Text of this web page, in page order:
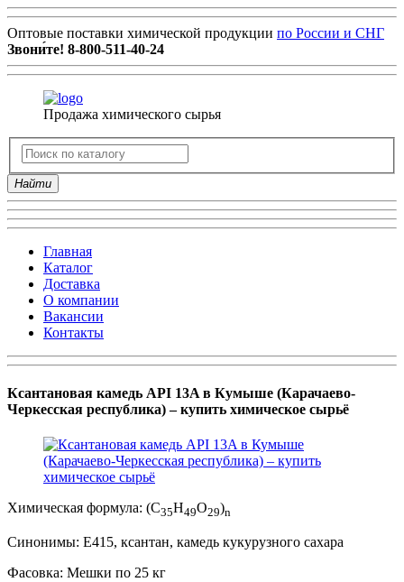
Оптовые поставки химической продукции по России и СНГ
Звони́те! 8-800-511-40-24
Продажа химического сырья
Найти
Главная
Каталог
Доставка
О компании
Вакансии
Контакты
Ксантановая камедь API 13A в Кумыше (Карачаево-
Черкесская республика) – купить химическое сырьё
Химическая формула: (C35H49O29)n
Синонимы: Е415, ксантан, камедь кукурузного сахара
Фасовка: Мешки по 25 кг